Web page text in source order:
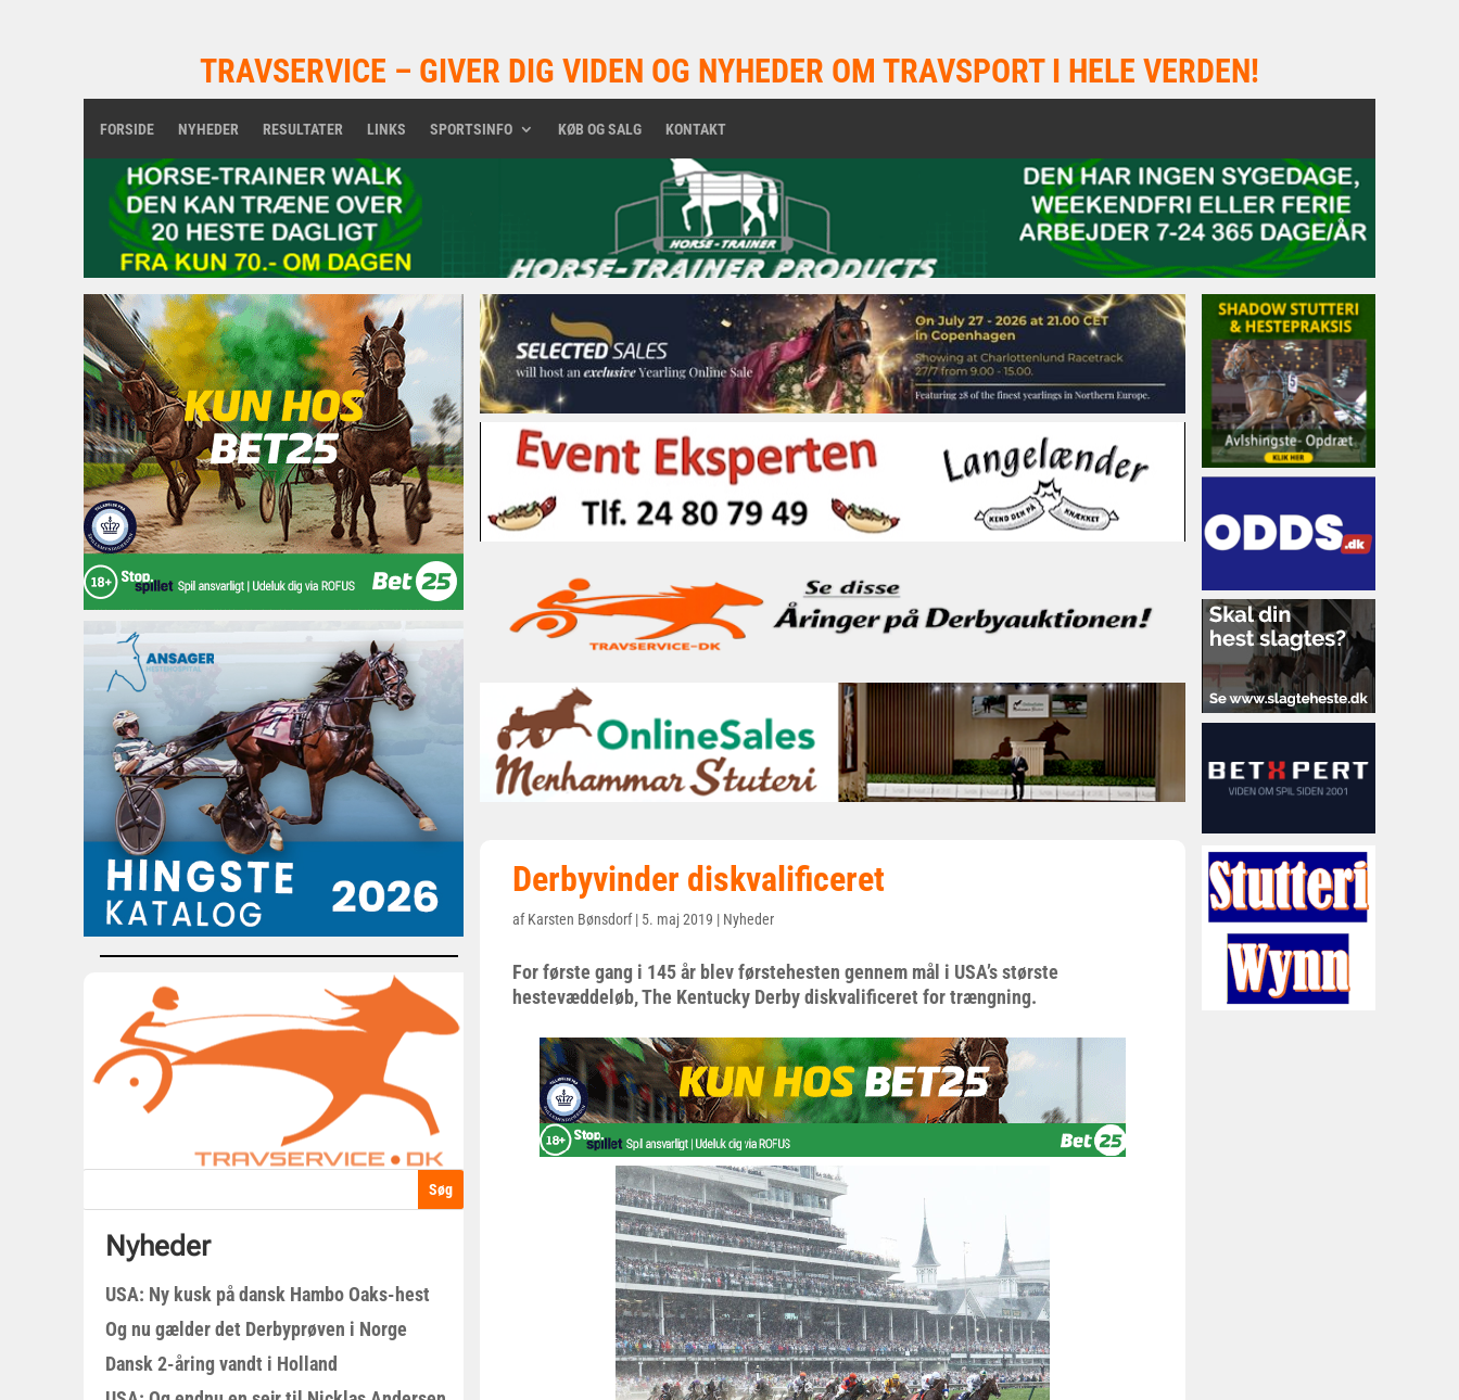
TRAVSERVICE – GIVER DIG VIDEN OG NYHEDER OM TRAVSPORT I HELE VERDEN!
FORSIDE NYHEDER RESULTATER LINKS SPORTSINFO KØB OG SALG KONTAKT
Nyheder
USA: Ny kusk på dansk Hambo Oaks-hest
Og nu gælder det Derbyprøven i Norge
Dansk 2-åring vandt i Holland
Derbyvinder diskvalificeret
afKarsten Bønsdorf| 5. maj 2019 | Nyheder
For første gang i 145 år blev førstehesten gennem mål i USA’s største
hestevæddeløb, The Kentucky Derby diskvalificeret for trængning.